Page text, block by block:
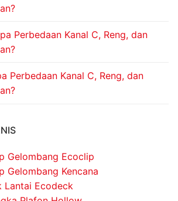
Perbedaan Kanal C, Reng, dan
Perbedaan Kanal C, Reng, dan
Gelombang Ecoclip
Gelombang Kencana
Lantai Ecodeck